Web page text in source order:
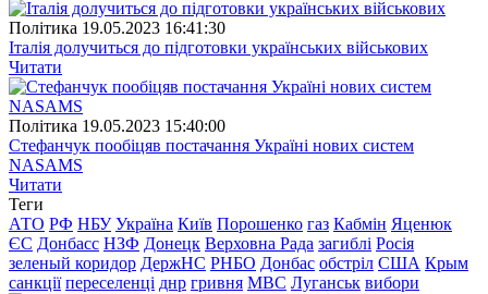
Полiтика 19.05.2023 16:41:30
Італія долучиться до підготовки українських військових
Читати
Полiтика 19.05.2023 15:40:00
Стефанчук пообіцяв постачання Україні нових систем
NASAMS
Читати
Теги
АТО РФ НБУ Україна Київ Порошенко газ Кабмін Яценюк
ЄС Донбасс НЗФ Донецк Верховна Рада загиблі Росія
зеленый коридор ДержНС РНБО Донбас обстріл США Крым
санкції переселенці днр гривня МВС Луганськ вибори